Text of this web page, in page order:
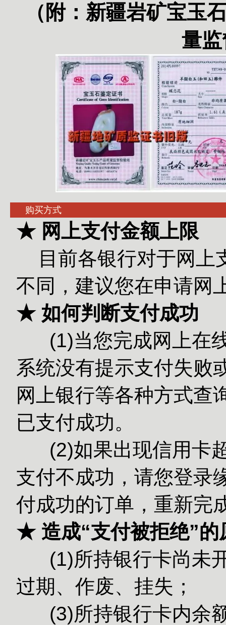
（附： 新疆岩矿宝玉
量
购买方式
★ 网上支付金额上限
目前各银行对于网
不同，建议您在申请网
★ 如何判断支付成功
(1)当您完成网上在线
系统没有提示支付失败
网上银行等各种方式查
已支付成功。
(2)如果出现信用卡超
支付不成功，请您登录
付成功的订单，重新完
★ 造成“支付被拒绝”的
(1)所持银行卡尚未
过期、作废、挂失；
(3)所持银行